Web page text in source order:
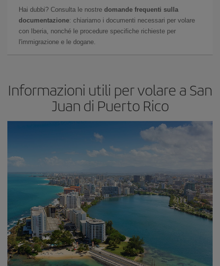
Hai dubbi? Consulta le nostre domande frequenti sulla
documentazione: chiariamo i documenti necessari per volare
con Iberia, nonché le procedure specifiche richieste per
l'immigrazione e le dogane.
Informazioni utili per volare a San
Juan di Puerto Rico